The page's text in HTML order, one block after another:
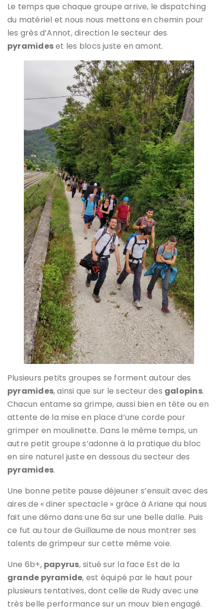
Le temps que chaque groupe arrive, le dispatching
du matériel et nous nous mettons en chemin pour
les grès d’Annot, direction le secteur des
pyramideset les blocs juste en amont.
Plusieurs petits groupes se forment autour des
pyramides, ainsi que sur le secteur des galopins.
Chacun entame sa grimpe, aussi bien en tête ou en
attente de la mise en place d’une corde pour
grimper en moulinette. Dans le même temps, un
autre petit groupe s’adonne à la pratique du bloc
en sire naturel juste en dessous du secteur des
pyramides.
Une bonne petite pause déjeuner s’ensuit avec des
aires de « diner spectacle » grâce à Ariane qui nous
fait une démo dans une 6a sur une belle dalle. Puis
ce fut au tour de Guillaume de nous montrer ses
talents de grimpeur sur cette même voie.
Une 6b+, papyrus, situé sur la face Est de la
grande pyramide, est équipé par le haut pour
plusieurs tentatives, dont celle de Rudy avec une
très belle performance sur un mouv bien engagé.